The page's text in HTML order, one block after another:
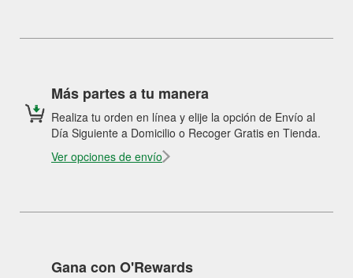
Más partes a tu manera
Realiza tu orden en línea y elije la opción de Envío al
Día Siguiente a Domicilio o Recoger Gratis en Tienda.
Ver opciones de envío
Gana con O'Rewards